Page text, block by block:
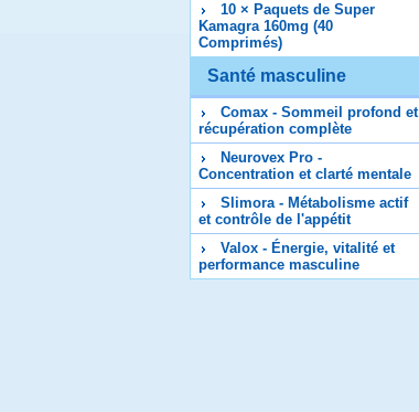
10 × Paquets de Super
Kamagra 160mg (40
Comprimés)
Santé masculine
Comax - Sommeil profond et
récupération complète
Neurovex Pro -
Concentration et clarté mentale
Slimora - Métabolisme actif
et contrôle de l'appétit
Valox - Énergie, vitalité et
performance masculine